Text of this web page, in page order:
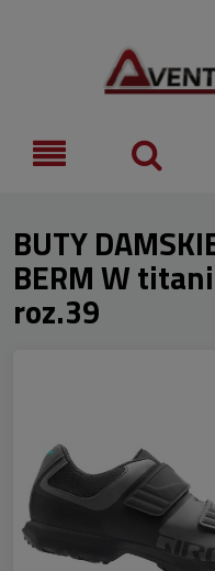
BUTY
BERM W
roz.39